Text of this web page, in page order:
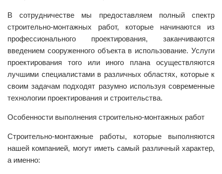
В сотрудничестве мы предоставляем полный спектр
строительно-монтажных работ, которые начинаются из
профессионального проектирования, заканчиваются
введением сооруженного объекта в использование. Услуги
проектирования того или иного плана осуществляются
лучшими специалистами в различных областях, которые к
своим задачам подходят разумно используя современные
технологии проектирования и строительства.
Особенности выполнения строительно-монтажных работ
Строительно-монтажные работы, которые выполняются
нашей компанией, могут иметь самый различный характер,
а именно: